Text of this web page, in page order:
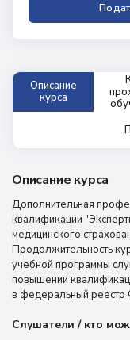
Описание
курса
Описание курса
Дополнительная
квалификации
медицинского
Продолжительность
учебной программы
повышении
в федеральный
Слушатели / кто